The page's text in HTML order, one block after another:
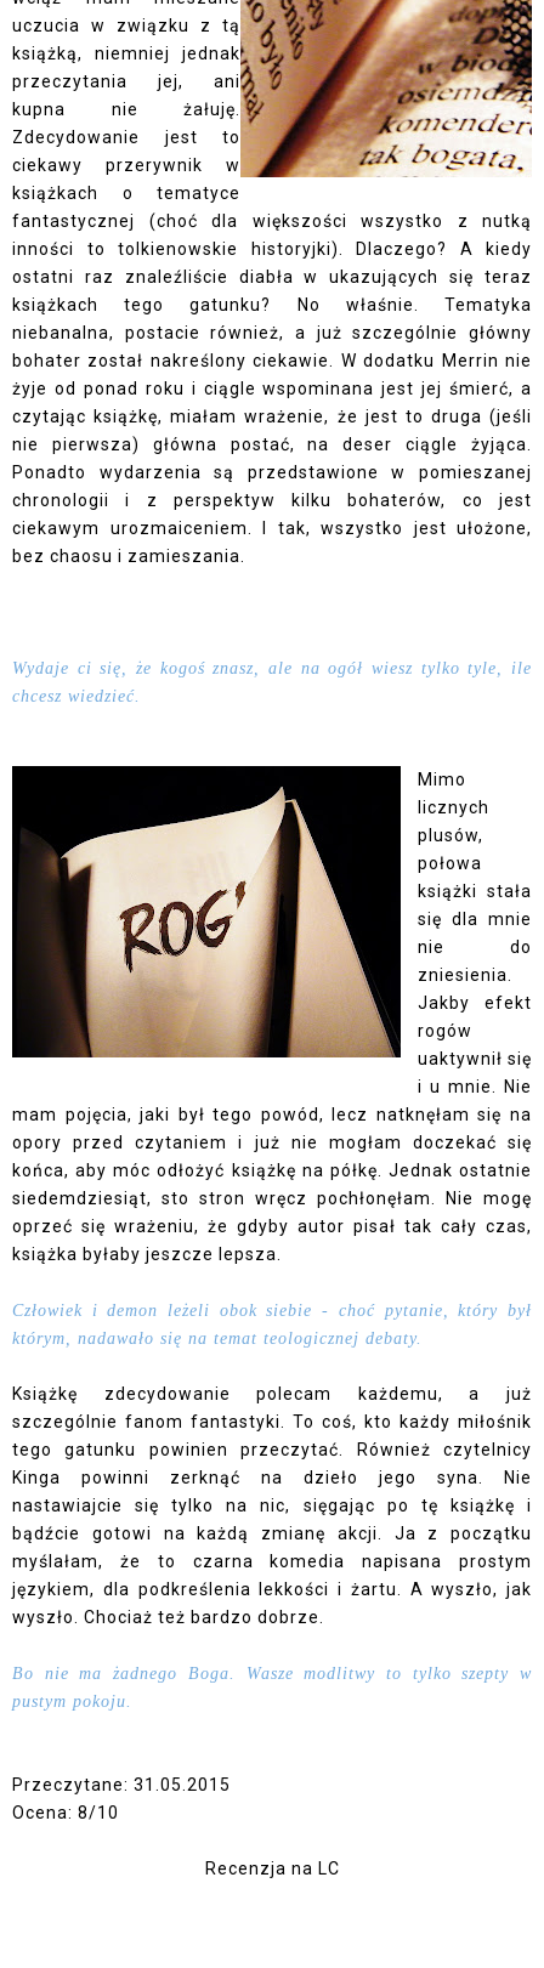
uczucia w związku z tą
książką, niemniej jednak
przeczytania jej, ani
kupna nie żałuję.
Zdecydowanie jest to
ciekawy przerywnik w
książkach o tematyce
fantastycznej (choć dla większości wszystko z nutką
inności to tolkienowskie historyjki). Dlaczego? A kiedy
ostatni raz znaleźliście diabła w ukazujących się teraz
książkach tego gatunku? No właśnie. Tematyka
niebanalna, postacie również, a już szczególnie główny
bohater został nakreślony ciekawie. W dodatku Merrin nie
żyje od ponad roku i ciągle wspominana jest jej śmierć, a
czytając książkę, miałam wrażenie, że jest to druga (jeśli
nie pierwsza) główna postać, na deser ciągle żyjąca.
Ponadto wydarzenia są przedstawione w pomieszanej
chronologii i z perspektyw kilku bohaterów, co jest
ciekawym urozmaiceniem.
I tak, wszystko jest ułożone,
bez chaosu i zamieszania.
Wydaje ci się, że kogoś znasz, ale na ogół wiesz tylko tyle, ile
chcesz wiedzieć.
Mimo
licznych
plusów,
połowa
książki stała
się dla mnie
nie do
zniesienia.
Jakby efekt
rogów
uaktywnił się
i u mnie. Nie
mam pojęcia, jaki był tego powód, lecz natknęłam się na
opory przed czytaniem i już nie mogłam doczekać się
końca, aby móc odłożyć książkę na półkę. Jednak ostatnie
siedemdziesiąt, sto stron wręcz pochłonęłam. Nie mogę
oprzeć się wrażeniu, że gdyby autor pisał tak cały czas,
książka byłaby jeszcze lepsza.
Człowiek i demon leżeli obok siebie - choć pytanie, który był
którym, nadawało się na temat teologicznej debaty.
Książkę zdecydowanie polecam każdemu, a już
szczególnie fanom fantastyki. To coś, kto każdy miłośnik
tego gatunku powinien przeczytać. Również czytelnicy
Kinga powinni zerknąć na dzieło jego syna. Nie
nastawiajcie się tylko na nic, sięgając po tę książkę i
bądźcie gotowi na każdą zmianę akcji. Ja z początku
myślałam, że to czarna komedia napisana prostym
językiem, dla podkreślenia lekkości i żartu. A wyszło, jak
wyszło. Chociaż też bardzo dobrze.
Bo nie ma żadnego Boga. Wasze modlitwy to tylko szepty w
pustym pokoju.
Przeczytane: 31.05.2015
Ocena: 8/10
Recenzja na LC